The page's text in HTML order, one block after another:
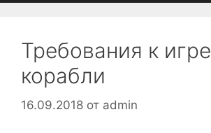
Требования к игре
корабли
16.09.2018 от admin